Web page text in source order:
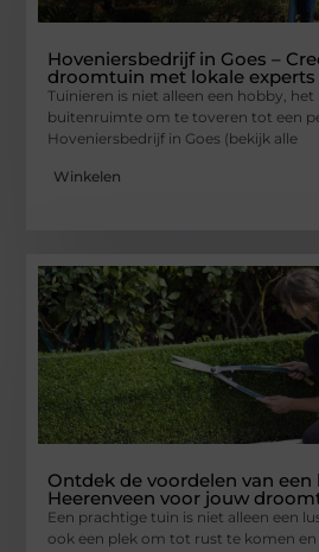
Hoveniersbedrijf in Goes –
droomtuin met lokale experts
Tuinieren is niet alleen een hobby,
buitenruimte om te toveren tot een
Hoveniersbedrijf in Goes (bekijk alle
Winkelen
Ontdek de voordelen van een
Heerenveen voor jouw
Een prachtige tuin is niet alleen een
ook een plek om tot rust te komen